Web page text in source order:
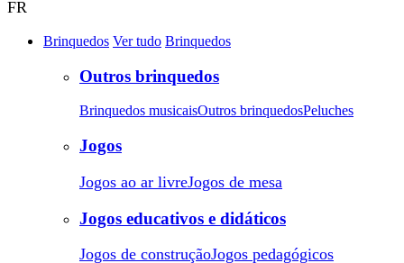
FR
Brinquedos Ver tudo Brinquedos
Outros brinquedos
Brinquedos musicaisOutros brinquedosPeluches
Jogos
Jogos ao ar livreJogos de mesa
Jogos educativos e didáticos
Jogos de construçãoJogos pedagógicos